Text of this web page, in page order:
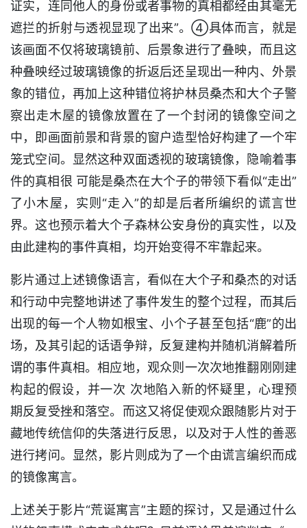
证实，连同他人的身份或者事物的真相都经由其毫无
遮拦的折射与透视显现了出来”。④具体而言，就是
该画面不仅将玻璃镜前、后景象进行了叠映，而且这
种叠映经过玻璃镜像的折返后还呈现出一种内、外景
象的错位，再加上这种错位将护林员桑杰和大个子警
察出走木屋的镜像放置在了一个封闭的镜像空间之
中，即画面前景和背景的窗户造型恰好构建了一个牢
笼式空间。显然这种双面透视的玻璃镜像，隐喻着事
件的真相很 可能是桑杰在大个子的带领下看似“走出”
了小木屋，实则“走入”的却是后者所编织的谎言世
界。这也预示着大个子森林公安身份的真实性，以及
由此建构的事件真相，均开始变得不牢靠起来。
影片通过上述镜像语言，看似在大个子和桑杰的对话
和行动中完整地讲述了事件发生的整个过程，而其后
出现的每一个人物如根宝、小个子甚至包括“鹿”的出
场，及其引起的话语争辩，反复建构并随机消解着所
谓的事件真相。相应地，观众则一次次地推翻刚刚建
构起的假设，并一次 次地陷入新的怀疑里，心理预
期反复受挫和落空。而这又将促使观众跟随影片对于
藏地传统信仰的失落进行反思，以及对于人性的善恶
进行拷问。显然，影片则成为了一个由谎言编织而成
的镜像寓言。
上述关于影片“荒诞寓言”主题的探讨，又是通过什么